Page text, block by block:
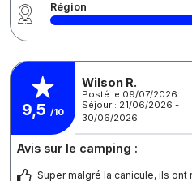
Région
9,5 /10
Wilson R.
Posté le 09/07/2026
Séjour : 21/06/2026 -
30/06/2026
Avis sur le camping :
Super malgré la canicule, ils